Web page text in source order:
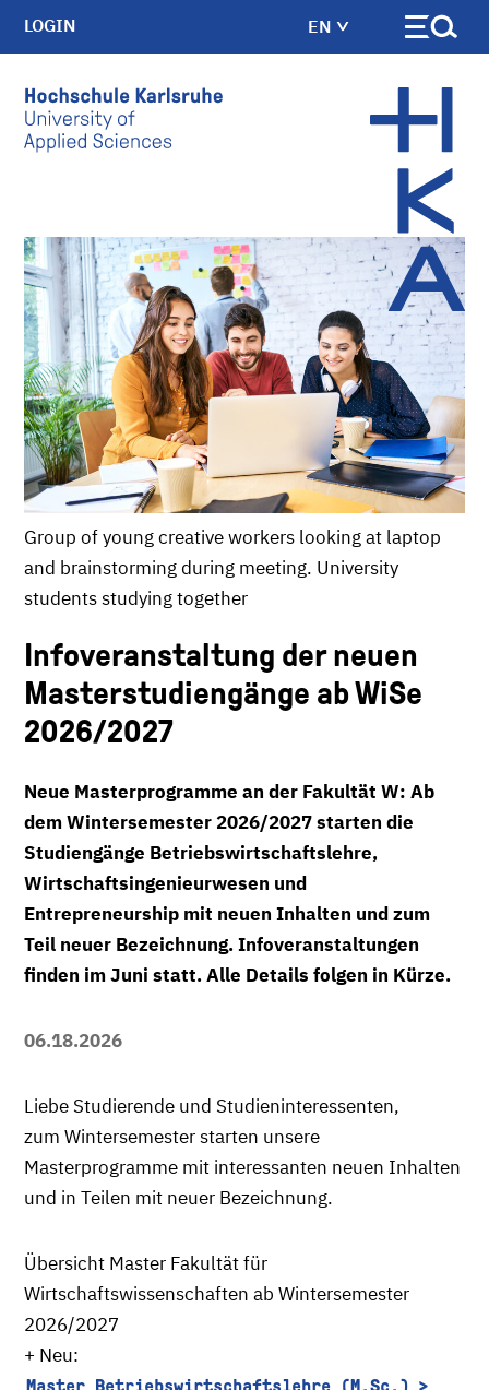
EN
LOGIN
Group of young creative workers looking at laptop
and brainstorming during meeting. University
students studying together
Infoveranstaltung der neuen
Masterstudiengänge ab WiSe
2026/2027
Neue Masterprogramme an der Fakultät W: Ab
dem Wintersemester 2026/2027 starten die
Studiengänge Betriebswirtschaftslehre,
Wirtschaftsingenieurwesen und
Entrepreneurship mit neuen Inhalten und zum
Teil neuer Bezeichnung. Infoveranstaltungen
finden im Juni statt. Alle Details folgen in Kürze.
06.18.2026
Liebe Studierende und Studieninteressenten,
zum Wintersemester starten unsere
Masterprogramme mit interessanten neuen Inhalten
und in Teilen mit neuer Bezeichnung.
Übersicht Master Fakultät für
Wirtschaftswissenschaften ab Wintersemester
2026/2027
+ Neu: